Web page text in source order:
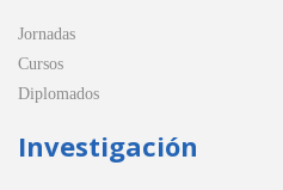
Jornadas
Cursos
Diplomados
Investigación